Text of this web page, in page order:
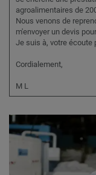
agroalimentaires de
Nous venons de
m'envoyer un devis
Je suis à, votre écoute
Cordialement,
M L